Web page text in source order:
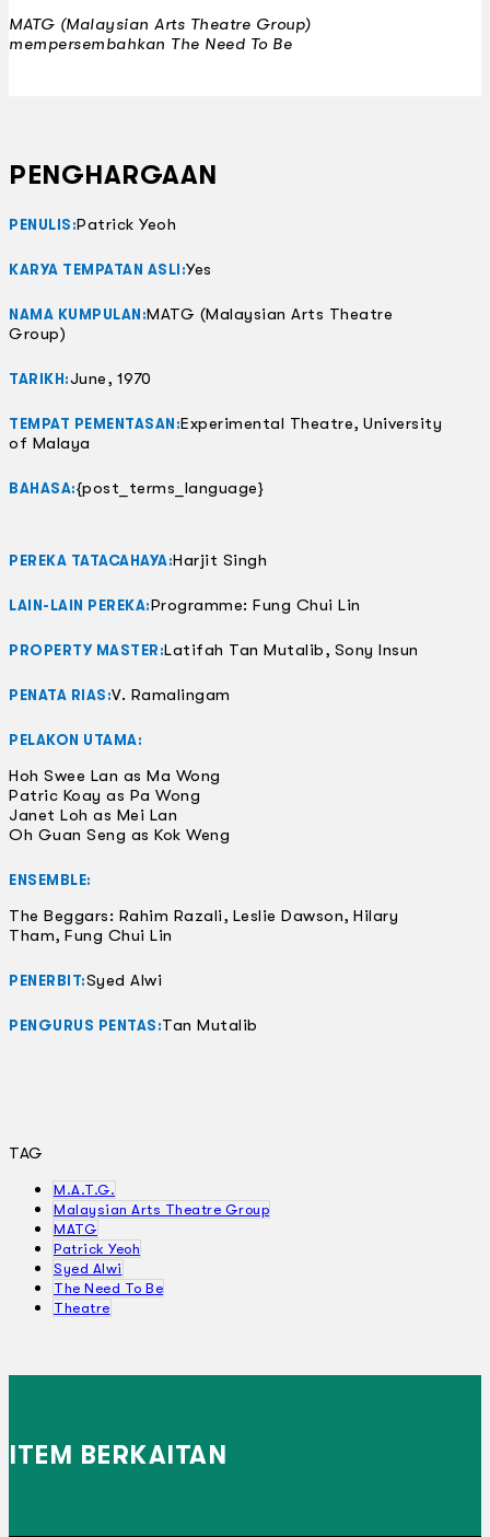
MATG (Malaysian Arts Theatre Group)
mempersembahkan The Need To Be
PENGHARGAAN
PENULIS:Patrick Yeoh
KARYA TEMPATAN ASLI:Yes
NAMA KUMPULAN:MATG (Malaysian Arts Theatre
Group)
TARIKH:June, 1970
TEMPAT PEMENTASAN:Experimental Theatre, University
of Malaya
BAHASA:{post_terms_language}
PEREKA TATACAHAYA:Harjit Singh
LAIN-LAIN PEREKA:Programme: Fung Chui Lin
PROPERTY MASTER:Latifah Tan Mutalib, Sony Insun
PENATA RIAS:V. Ramalingam
PELAKON UTAMA:
Hoh Swee Lan as Ma Wong
Patric Koay as Pa Wong
Janet Loh as Mei Lan
Oh Guan Seng as Kok Weng
ENSEMBLE:
The Beggars: Rahim Razali, Leslie Dawson, Hilary
Tham, Fung Chui Lin
PENERBIT:Syed Alwi
PENGURUS PENTAS:Tan Mutalib
TAG
M.A.T.G.
Malaysian Arts Theatre Group
MATG
Patrick Yeoh
Syed Alwi
The Need To Be
Theatre
ITEM BERKAITAN